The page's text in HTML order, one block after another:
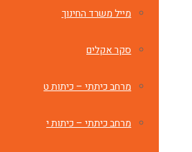
מייל משרד החינוך
סקר אקלים
מרחב כיתתי – כיתות ט
מרחב כיתתי – כיתות י